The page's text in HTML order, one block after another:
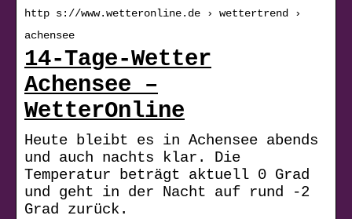
http s://www.wetteronline.de › wettertrend ›
achensee
14-Tage-Wetter
Achensee –
WetterOnline
Heute bleibt es in Achensee abends
und auch nachts klar. Die
Temperatur beträgt aktuell 0 Grad
und geht in der Nacht auf rund -2
Grad zurück.